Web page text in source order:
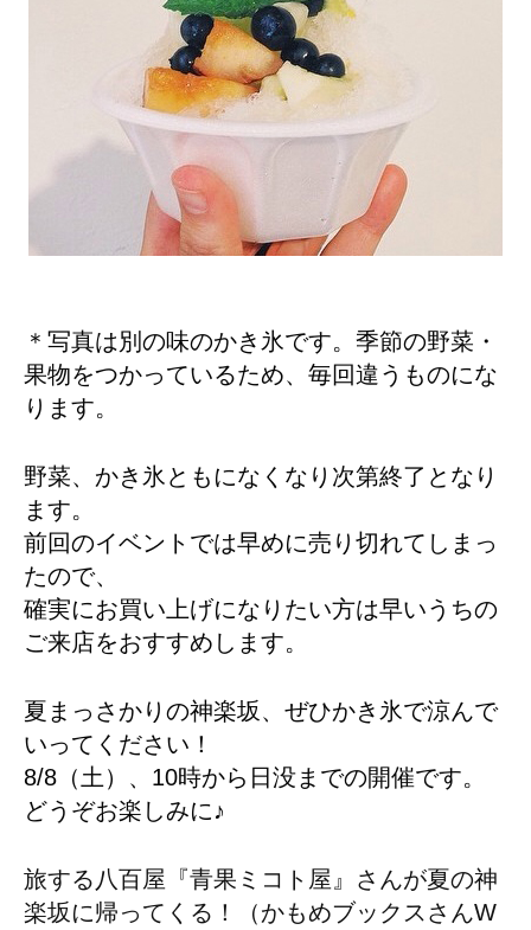
＊写真は別の味のかき氷です。季節の野菜・
果物をつかっているため、毎回違うものにな
ります。
野菜、かき氷ともになくなり次第終了となり
ます。
前回のイベントでは早めに売り切れてしまっ
たので、
確実にお買い上げになりたい方は早いうちの
ご来店をおすすめします。
夏まっさかりの神楽坂、ぜひかき氷で涼んで
いってください！
8/8（土）、10時から日没までの開催です。
どうぞお楽しみに♪
旅する八百屋『青果ミコト屋』さんが夏の神
楽坂に帰ってくる！（かもめブックスさんW